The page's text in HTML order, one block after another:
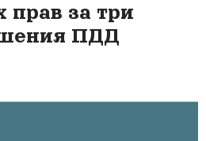
прав за три
ПДД